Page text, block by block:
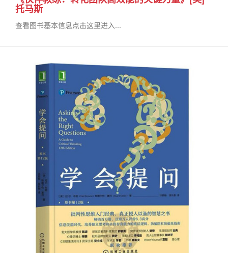
托马斯
查看图书基本信息点击这里进入...